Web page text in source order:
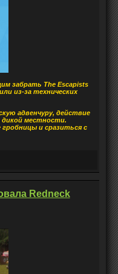
забрать The Escapists
из-за технических
адвенчуру, действие
дикой местности.
и сразиться с
Redneck